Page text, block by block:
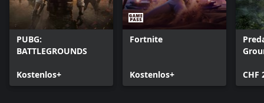
PUBG:
BATTLEGROUNDS
Kostenlos+
Fortnite
Kostenlos+ CHF